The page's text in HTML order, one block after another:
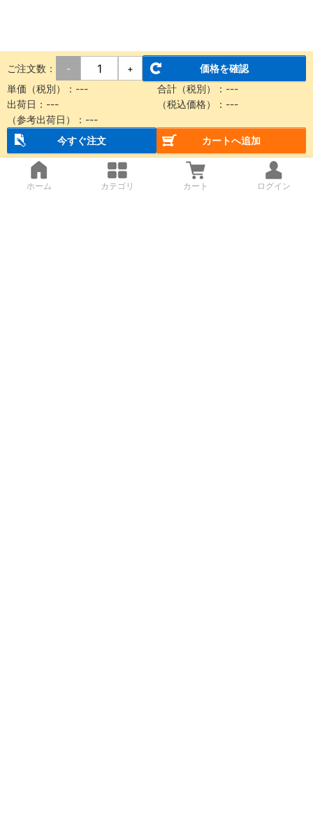
ご注文数： - +
価格を確認
単価（税別）：---
合計（税別）：---
出荷日：---
（税込価格）：---
（参考出荷日）：---
今すぐ注文
カートへ追加
ホーム カテゴリ カート ログイン